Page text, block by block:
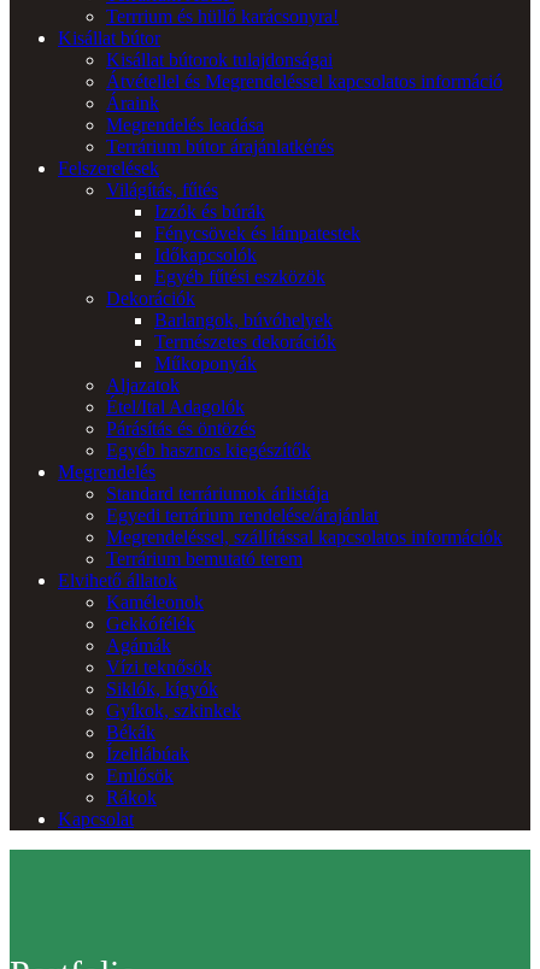
Terrrium és hüllő karácsonyra!
Kisállat bútor
Kisállat bútorok tulajdonságai
Átvétellel és Megrendeléssel kapcsolatos információ
Áraink
Megrendelés leadása
Terrárium bútor árajánlatkérés
Felszerelések
Világítás, fűtés
Izzók és búrák
Fénycsövek és lámpatestek
Időkapcsolók
Egyéb fűtési eszközök
Dekorációk
Barlangok, búvóhelyek
Természetes dekorációk
Műkoponyák
Aljazatok
Étel/Ital Adagolók
Párásítás és öntözés
Egyéb hasznos kiegészítők
Megrendelés
Standard terráriumok árlistája
Egyedi terrárium rendelése/árajánlat
Megrendeléssel, szállítással kapcsolatos információk
Terrárium bemutató terem
Elvihető állatok
Kaméleonok
Gekkófélék
Agámák
Vízi teknősök
Siklók, kígyók
Gyíkok, szkinkek
Békák
Ízeltlábúak
Emlősök
Rákok
Kapcsolat